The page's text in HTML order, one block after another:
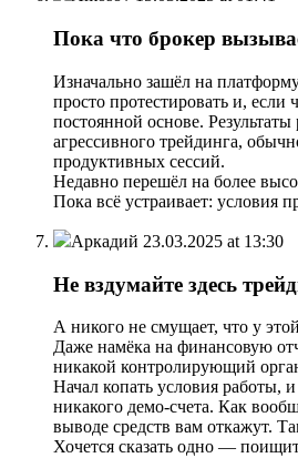
Пока что брокер
Изначально зашёл на
просто протестировать и,
постоянной основе.
агрессивного трейдинга,
продуктивных сессий.
Недавно перешёл на более
Пока всё устраивает: условия
Аркадий 23.03.2025 at 13:30
Не вздумайте здесь
А никого не смущает, что у
Даже намёка на финансовую
никакой контролирующий
Начал копать условия работы,
никакого демо-счета. Как
выводе средств вам откажут.
Хочется сказать одно —